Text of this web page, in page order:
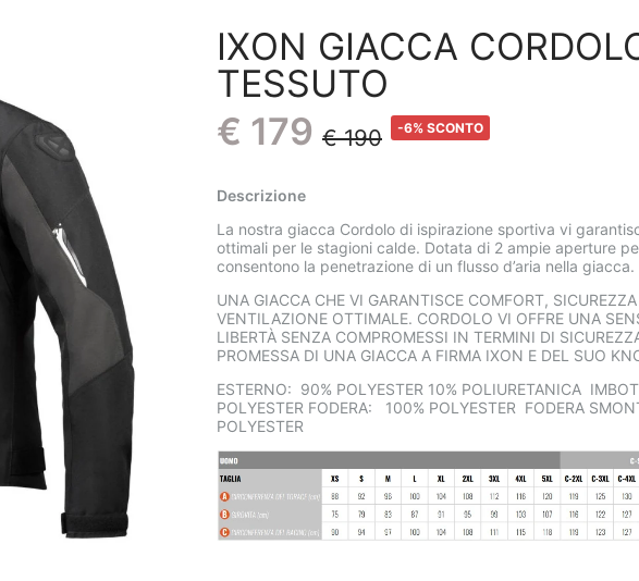
IXON GIACCA
TESSUTO
€ 179 € 190 -6% SCONTO
Descrizione
La nostra giacca Cordolo di ispirazione sportiva vi
ottimali per le stagioni calde. Dotata di 2 ampie aperture
consentono la penetrazione di un flusso d’aria nella giacca.
UNA GIACCA CHE VI GARANTISCE COMFORT, SICUREZZA
VENTILAZIONE OTTIMALE. CORDOLO VI OFFRE UNA
LIBERTÀ SENZA COMPROMESSI IN TERMINI DI
PROMESSA DI UNA GIACCA A FIRMA IXON E DEL SUO
ESTERNO: 90% POLYESTER 10% POLIURETANICA
POLYESTER FODERA: 100% POLYESTER FODERA
POLYESTER